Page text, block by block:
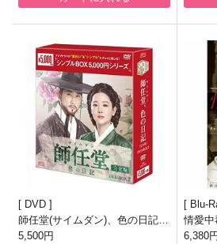
DVD
師任堂(サイムダン)、色の日記
〈完全版〉DVD-BOX2〈シンプ
5,500円
Blu-
情愛
6,380円